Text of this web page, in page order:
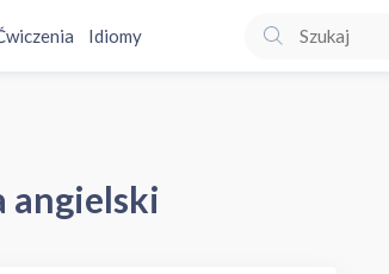
Idiomy
angielski